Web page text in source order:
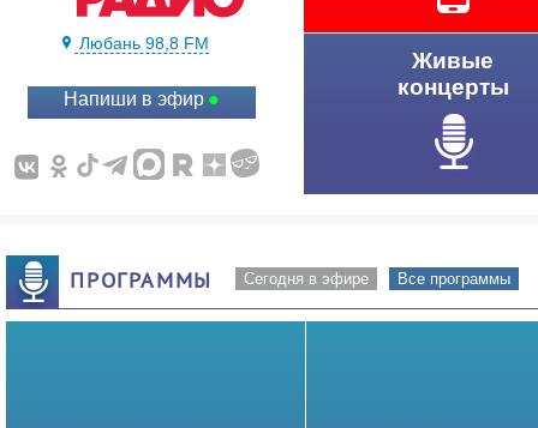
Любань 98,8 FM
Напиши в эфир
Живые
концерты
ПРОГРАММЫ Сегодня в эфире Все программы